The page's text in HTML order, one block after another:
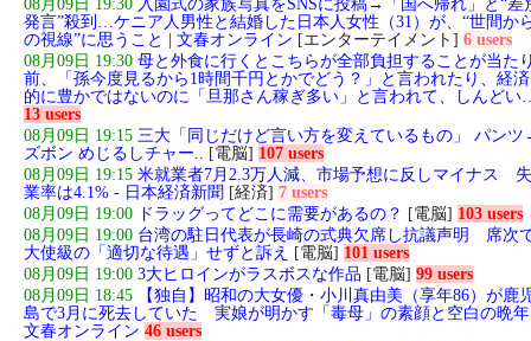
08月09日 19:30 入園式の家族写真をSNSに投稿→「国へ帰れ」と“差
発言”殺到…ケニア人男性と結婚した日本人女性（31）が、“世間か
の視線”に思うこと | 文春オンライン [エンターテイメント] 6 users
08月09日 19:30 母と外食に行くとこちらが全部負担することが当た
前、「孫今度見るから1時間千円とかでどう？」と言われたり、経済
的に豊かではないのに「旦那さん稼ぎ多い」と言われて、しんど
13 users
08月09日 19:15 三大「同じだけど言い方を変えているもの」 パン
ズボン めじるしチャー.. [電脳] 107 users
08月09日 19:15 米就業者7月2.3万人減、市場予想に反しマイナス 失
業率は4.1% - 日本経済新聞 [経済] 7 users
08月09日 19:00
ドラッグってどこに需要があるの？ [電脳] 103 users
08月09日 19:00 台湾の駐日代表が長崎の式典欠席し抗議声明 席次
大使級の「適切な待遇」せずと訴え
[電脳] 101 users
08月09日 19:00 3大ヒロインがラスボスな作品 [電脳] 99 users
08月09日 18:45
【独自】昭和の大女優・小川真由美（享年86）が鹿
島で3月に死去していた 実娘が明かす「毒母」の素顔と空白の晩
文春オンライン 46 users